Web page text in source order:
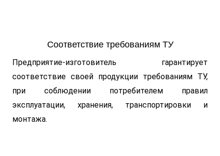
Соответствие требованиям ТУ
Предприятие-изготовитель гарантирует
соответствие своей продукции требованиям ТУ,
при соблюдении потребителем правил
эксплуатации, хранения, транспортировки и
монтажа.